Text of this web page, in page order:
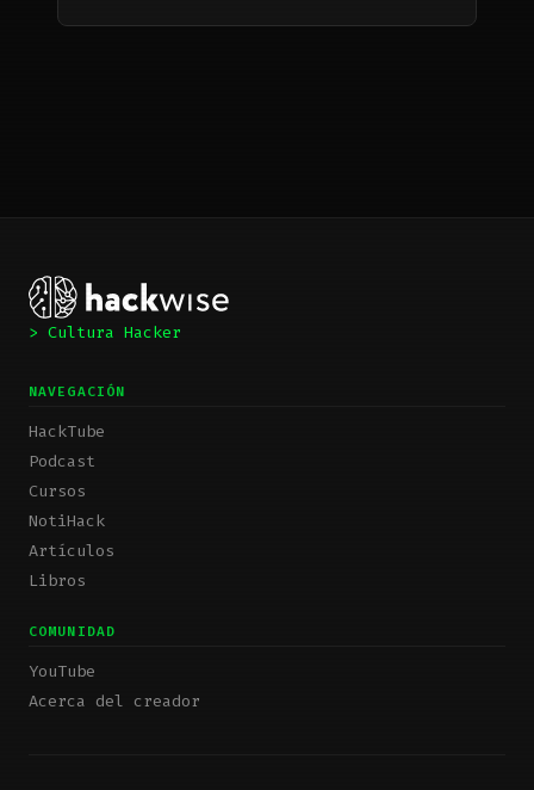
> Cultura Hacker
NAVEGACIÓN
HackTube
Podcast
Cursos
NotiHack
Artículos
Libros
COMUNIDAD
YouTube
Acerca del creador